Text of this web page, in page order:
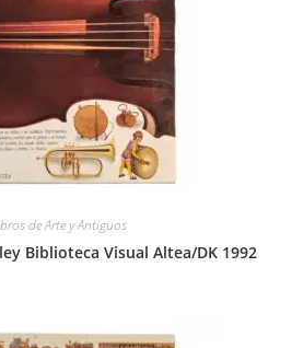
de Arte y Antiguos
Biblioteca Visual Altea/DK 1992